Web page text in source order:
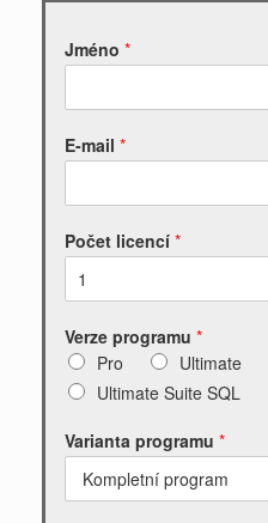
Jméno *
E-mail *
Počet licencí *
Verze programu *
Pro
Ultimate
Ultimate Suite SQL
Varianta programu *